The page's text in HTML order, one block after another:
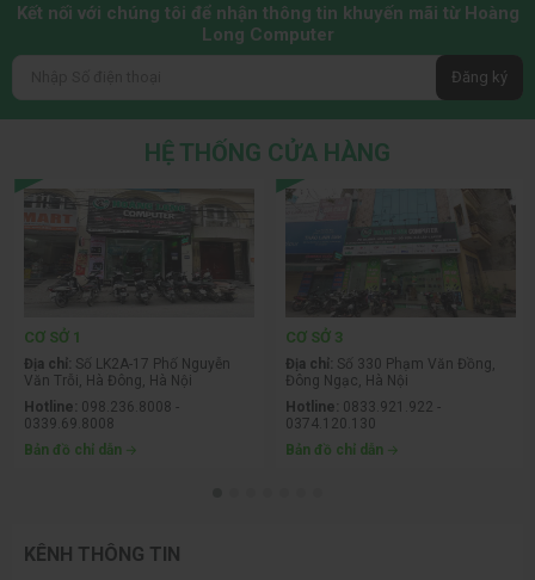
Kết nối với chúng tôi để nhận thông tin khuyến mãi từ Hoàng
Long Computer
Đăng ký
HỆ THỐNG CỬA HÀNG
CƠ SỞ 1
Địa chỉ: Số LK2A-17 Phố Nguyễn
Văn Trỗi, Hà Đông, Hà Nội
Hotline: 098.236.8008 -
0339.69.8008
Bản đồ chỉ dẫn
CƠ SỞ 3
Địa chỉ: Số 330 Phạm Văn Đồng,
Đông Ngạc, Hà Nội
Hotline: 0833.921.922 -
0374.120.130
Bản đồ chỉ dẫn
KÊNH THÔNG TIN